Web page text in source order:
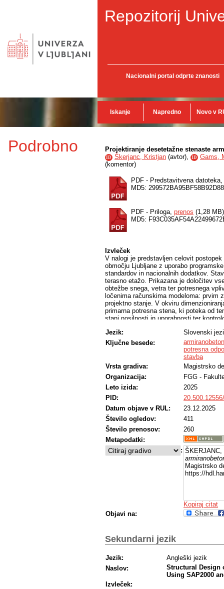
Repozitorij
Nacionalni portal odprte znanosti
Iskanje Napredno Novo v
Podrobno Projektiranje desetetažne stenaste
ID Škerjanc, Kristjan (avtor), ID
Gams,
(komentor)
PDF - Predstavitvena datoteka,
MD5:
PDF - Priloga, prenos (1,28 MB)
MD5:
Izvleček
V nalogi je predstavljen celovit
območju Ljubljane z uporabo
standardov in nacionalnih dodatkov.
terasno etažo. Prikazana je določitev
obtežbe snega, vetra ter potresnega
ločenima računskima modeloma: prvim
projektno stanje. V okviru
primarna potresna stena, ki poteka od
stanj nosilnosti in uporabnosti ter
projektiranje armiranobetonskih stavb.
Jezik:
Slovenski
Ključne besede:
potresna
stavba
Vrsta gradiva:
Magistrsko
Organizacija:
FGG -
Leto izida:
2025
PID:
Datum objave v RUL:
23.12.2025
Število ogledov:
411
Število prenosov:
260
Metapodatki:
:
Magistrsko
https://
Kopiraj citat
Objavi na:
Sekundarni jezik
Jezik:
Angleški jezik
Naslov:
Structural Design
Using SAP2000
Izvleček: